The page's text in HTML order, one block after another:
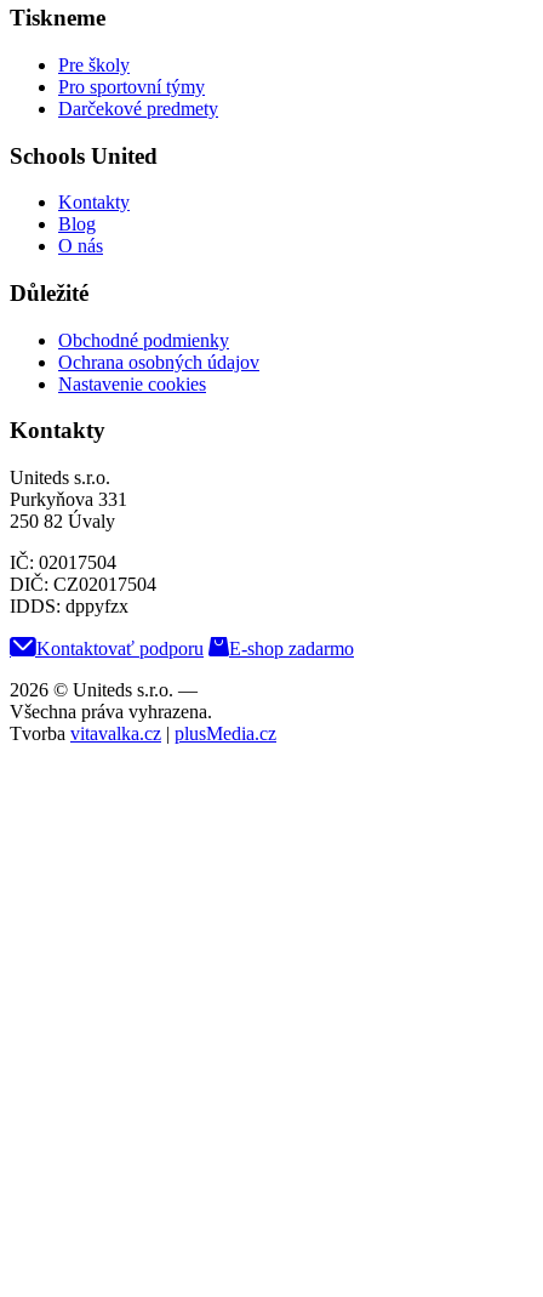
Tiskneme
Pre školy
Pro sportovní týmy
Darčekové predmety
Schools United
Kontakty
Blog
O nás
Důležité
Obchodné podmienky
Ochrana osobných údajov
Nastavenie cookies
Kontakty
Uniteds s.r.o.
Purkyňova 331
250 82 Úvaly
IČ: 02017504
DIČ: CZ02017504
IDDS: dppyfzx
Kontaktovať podporu
E-shop zadarmo
2026 © Uniteds s.r.o. —
Všechna práva vyhrazena.
Tvorba vitavalka.cz | plusMedia.cz